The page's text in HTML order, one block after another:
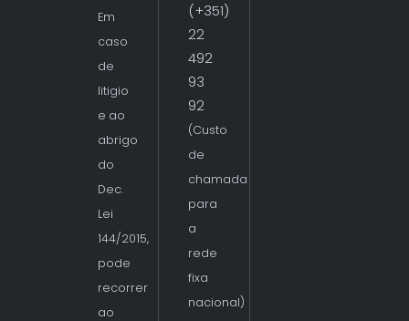
Em
caso
de
litigio
e ao
abrigo
do
Dec.
Lei
144/2015,
pode
recorrer
ao
(+351)
22
492
93
92
(Custo
de
chamada
para
a
rede
fixa
nacional)